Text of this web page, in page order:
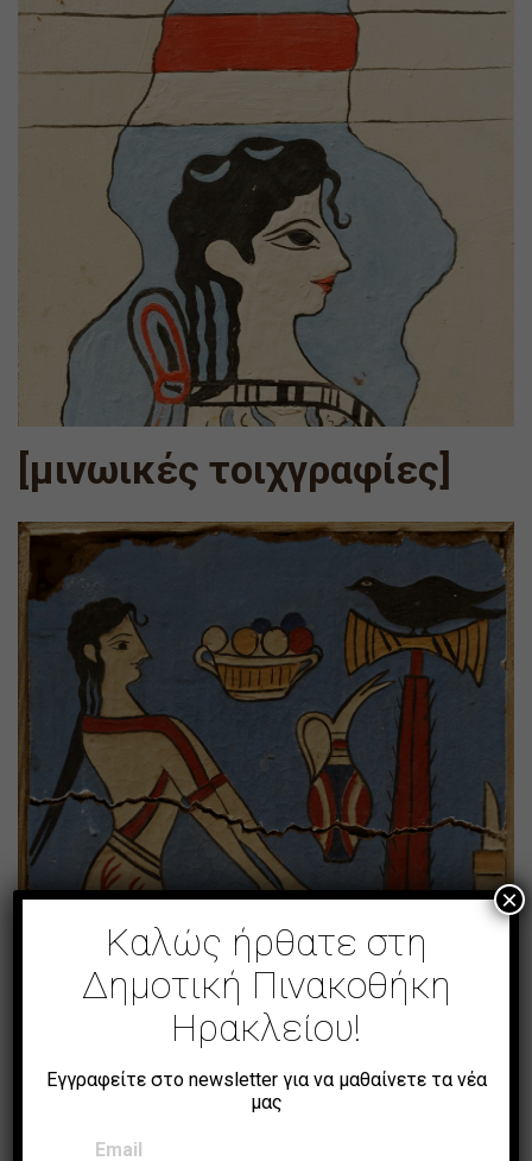
[μινωικές τοιχγραφίες]
[μινωικές τοιχογραφίες]
Καλώς ήρθατε στη
Δημοτική Πινακοθήκη
Ηρακλείου!
Εγγραφείτε στο newsletter για να μαθαίνετε τα νέα
μας
Email
×